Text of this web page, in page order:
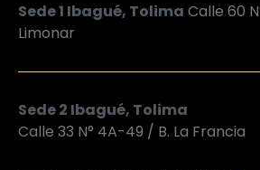
Sede 1 Ibagué, Tolima Calle 60
Limonar
Sede 2 Ibagué, Tolima
Calle 33 N° 4A-49 / B. La Francia